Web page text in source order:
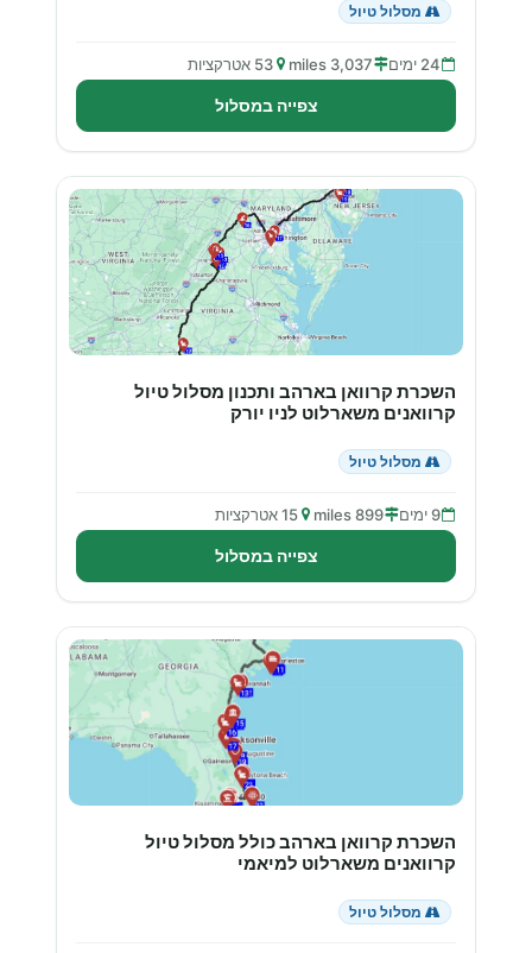
מסלול טיול
24 ימים 3,037 miles 53 אטרקציות
צפייה במסלול
השכרת קרוואן בארהב ותכנון מסלול טיול
קרוואנים משארלוט לניו יורק
מסלול טיול
9 ימים 899 miles 15 אטרקציות
צפייה במסלול
השכרת קרוואן בארהב כולל מסלול טיול
קרוואנים משארלוט למיאמי
מסלול טיול